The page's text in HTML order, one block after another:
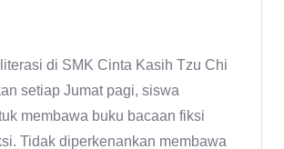
di SMK Cinta Kasih Tzu Chi
setiap Jumat pagi, siswa
membawa buku bacaan fiksi
Tidak diperkenankan membawa